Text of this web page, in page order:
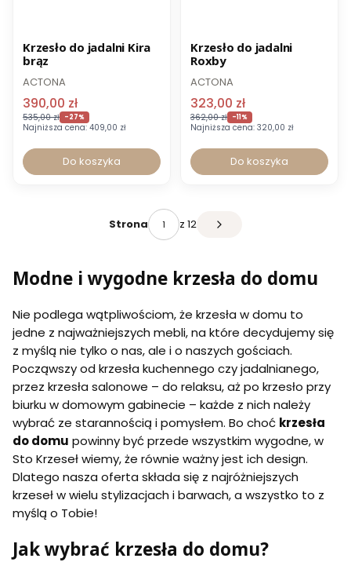
Promocja
Krzesło do jadalni Kira
brąz
ACTONA
390,00 zł
535,00 zł -27%
Najniższa cena: 409,00 zł
Do koszyka
Promocja
Krzesło do jadalni
Roxby
ACTONA
323,00 zł
362,00 zł -11%
Najniższa cena: 320,00 zł
Do koszyka
Strona z 12
Modne i wygodne krzesła do domu
Nie podlega wątpliwościom, że krzesła w domu to
jedne z najważniejszych mebli, na które decydujemy się
z myślą nie tylko o nas, ale i o naszych gościach.
Począwszy od krzesła kuchennego czy jadalnianego,
przez krzesła salonowe – do relaksu, aż po krzesło przy
biurku w domowym gabinecie – każde z nich należy
wybrać ze starannością i pomysłem. Bo choć krzesła
do domu powinny być przede wszystkim wygodne, w
Sto Krzeseł wiemy, że równie ważny jest ich design.
Dlatego nasza oferta składa się z najróżniejszych
krzeseł w wielu stylizacjach i barwach, a wszystko to z
myślą o Tobie!
Jak wybrać krzesła do domu?